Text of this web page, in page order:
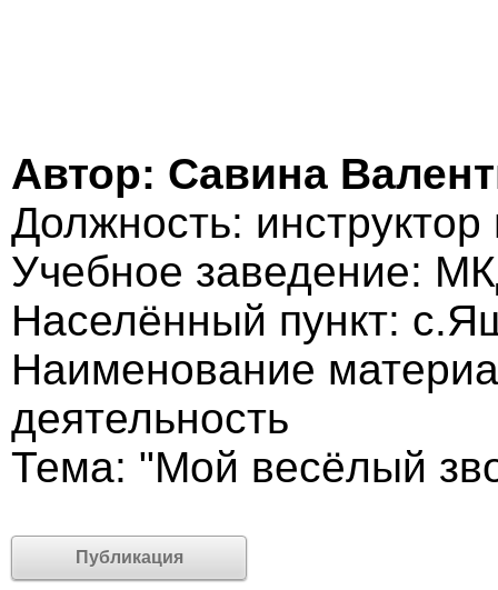
Автор: Савина
Должность:
Учебное заведение:
Населённый пункт:
Наименование
деятельность
Тема: "Мой весёлый
Публикация